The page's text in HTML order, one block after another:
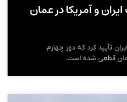
و آمریکا در عمان
تأیید کرد که دور چهارم
عمان قطعی شده است.